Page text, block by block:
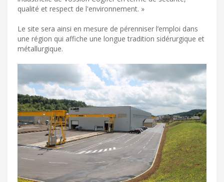
qualité et respect de l'environnement. »
Le site sera ainsi en mesure de pérenniser l’emploi dans
une région qui affiche une longue tradition sidérurgique et
métallurgique.